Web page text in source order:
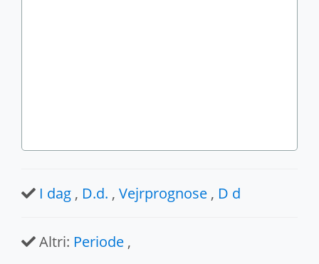
I dag , D.d. , Vejrprognose , D d
Altri: Periode ,